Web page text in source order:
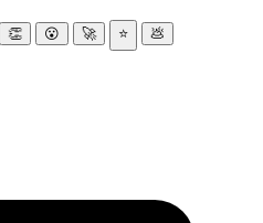
👏 😮 🚀 ⭐ 💩